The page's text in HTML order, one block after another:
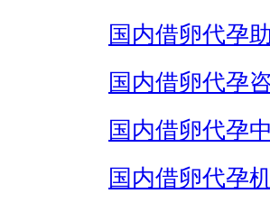
国内借卵代孕
国内借卵代孕
国内借卵代孕
国内借卵代孕